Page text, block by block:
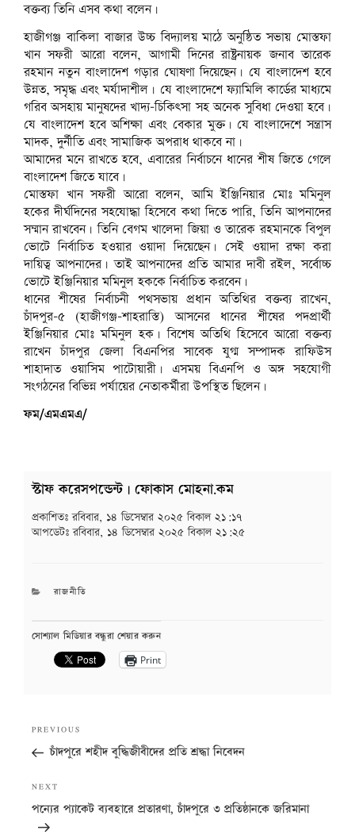
বক্তব্য তিনি এসব কথা বলেন।
হাজীগঞ্জ বাকিলা বাজার উচ্চ বিদ্যালয় মাঠে অনুষ্ঠিত সভায় মোস্তফা
খান সফরী আরো বলেন, আগামী দিনের রাষ্ট্রনায়ক জনাব তারেক
রহমান নতুন বাংলাদেশ গড়ার ঘোষণা দিয়েছেন। যে বাংলাদেশ হবে
উন্নত, সমৃদ্ধ এবং মর্যাদাশীল। যে বাংলাদেশে ফ্যামিলি কার্ডের মাধ্যমে
গরিব অসহায় মানুষদের খাদ্য-চিকিৎসা সহ অনেক সুবিধা দেওয়া হবে।
যে বাংলাদেশ হবে অশিক্ষা এবং বেকার মুক্ত। যে বাংলাদেশে সন্ত্রাস
মাদক, দুর্নীতি এবং সামাজিক অপরাধ থাকবে না।
আমাদের মনে রাখতে হবে, এবারের নির্বাচনে ধানের শীষ জিতে গেলে
বাংলাদেশ জিতে যাবে।
মোস্তফা খান সফরী আরো বলেন, আমি ইঞ্জিনিয়ার মোঃ মমিনুল
হকের দীর্ঘদিনের সহযোদ্ধা হিসেবে কথা দিতে পারি, তিনি আপনাদের
সম্মান রাখবেন। তিনি বেগম খালেদা জিয়া ও তারেক রহমানকে বিপুল
ভোটে নির্বাচিত হওয়ার ওয়াদা দিয়েছেন। সেই ওয়াদা রক্ষা করা
দায়িত্ব আপনাদের। তাই আপনাদের প্রতি আমার দাবী রইল, সর্বোচ্চ
ভোটে ইঞ্জিনিয়ার মমিনুল হককে নির্বাচিত করবেন।
ধানের শীষের নির্বাচনী পথসভায় প্রধান অতিথির বক্তব্য রাখেন,
চাঁদপুর-৫ (হাজীগঞ্জ-শাহরাস্তি) আসনের ধানের শীষের পদপ্রার্থী
ইঞ্জিনিয়ার মোঃ মমিনুল হক। বিশেষ অতিথি হিসেবে আরো বক্তব্য
রাখেন চাঁদপুর জেলা বিএনপির সাবেক যুগ্ম সম্পাদক রাফিউস
শাহাদাত ওয়াসিম পাটোয়ারী। এসময় বিএনপি ও অঙ্গ সহযোগী
সংগঠনের বিভিন্ন পর্যায়ের নেতাকর্মীরা উপস্থিত ছিলেন।
ফম/এমএমএ/
স্টাফ করেসপন্ডেন্ট | ফোকাস মোহনা.কম
প্রকাশিতঃরবিবার, ১৪ ডিসেম্বার ২০২৫ বিকাল ২১:১৭
আপডেটঃরবিবার, ১৪ ডিসেম্বার ২০২৫ বিকাল ২১:২৫
CATEGORIES
রাজনীতি
সোশ্যাল মিডিয়ার বন্ধুরা শেয়ার করুন
Print
navigation
Previous
Post
PREVIOUS
চাঁদপুরে শহীদ বুদ্ধিজীবীদের প্রতি শ্রদ্ধা নিবেদন
Next
Post
NEXT
পন্যের প্যাকেট ব্যবহারে প্রতারণা, চাঁদপুরে ৩ প্রতিষ্ঠানকে জরিমানা